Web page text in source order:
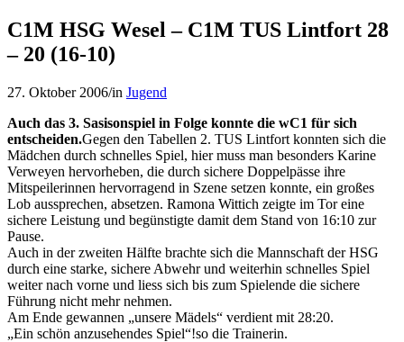
C1M HSG Wesel – C1M TUS Lintfort 28
– 20 (16-10)
27. Oktober 2006/in Jugend
Auch das 3. Sasisonspiel in Folge konnte die wC1 für sich
entscheiden.Gegen den Tabellen 2. TUS Lintfort konnten sich die
Mädchen durch schnelles Spiel, hier muss man besonders Karine
Verweyen hervorheben, die durch sichere Doppelpässe ihre
Mitspeilerinnen hervorragend in Szene setzen konnte, ein großes
Lob aussprechen, absetzen. Ramona Wittich zeigte im Tor eine
sichere Leistung und begünstigte damit dem Stand von 16:10 zur
Pause.
Auch in der zweiten Hälfte brachte sich die Mannschaft der HSG
durch eine starke, sichere Abwehr und weiterhin schnelles Spiel
weiter nach vorne und liess sich bis zum Spielende die sichere
Führung nicht mehr nehmen.
Am Ende gewannen „unsere Mädels“ verdient mit 28:20.
„Ein schön anzusehendes Spiel“!so die Trainerin.